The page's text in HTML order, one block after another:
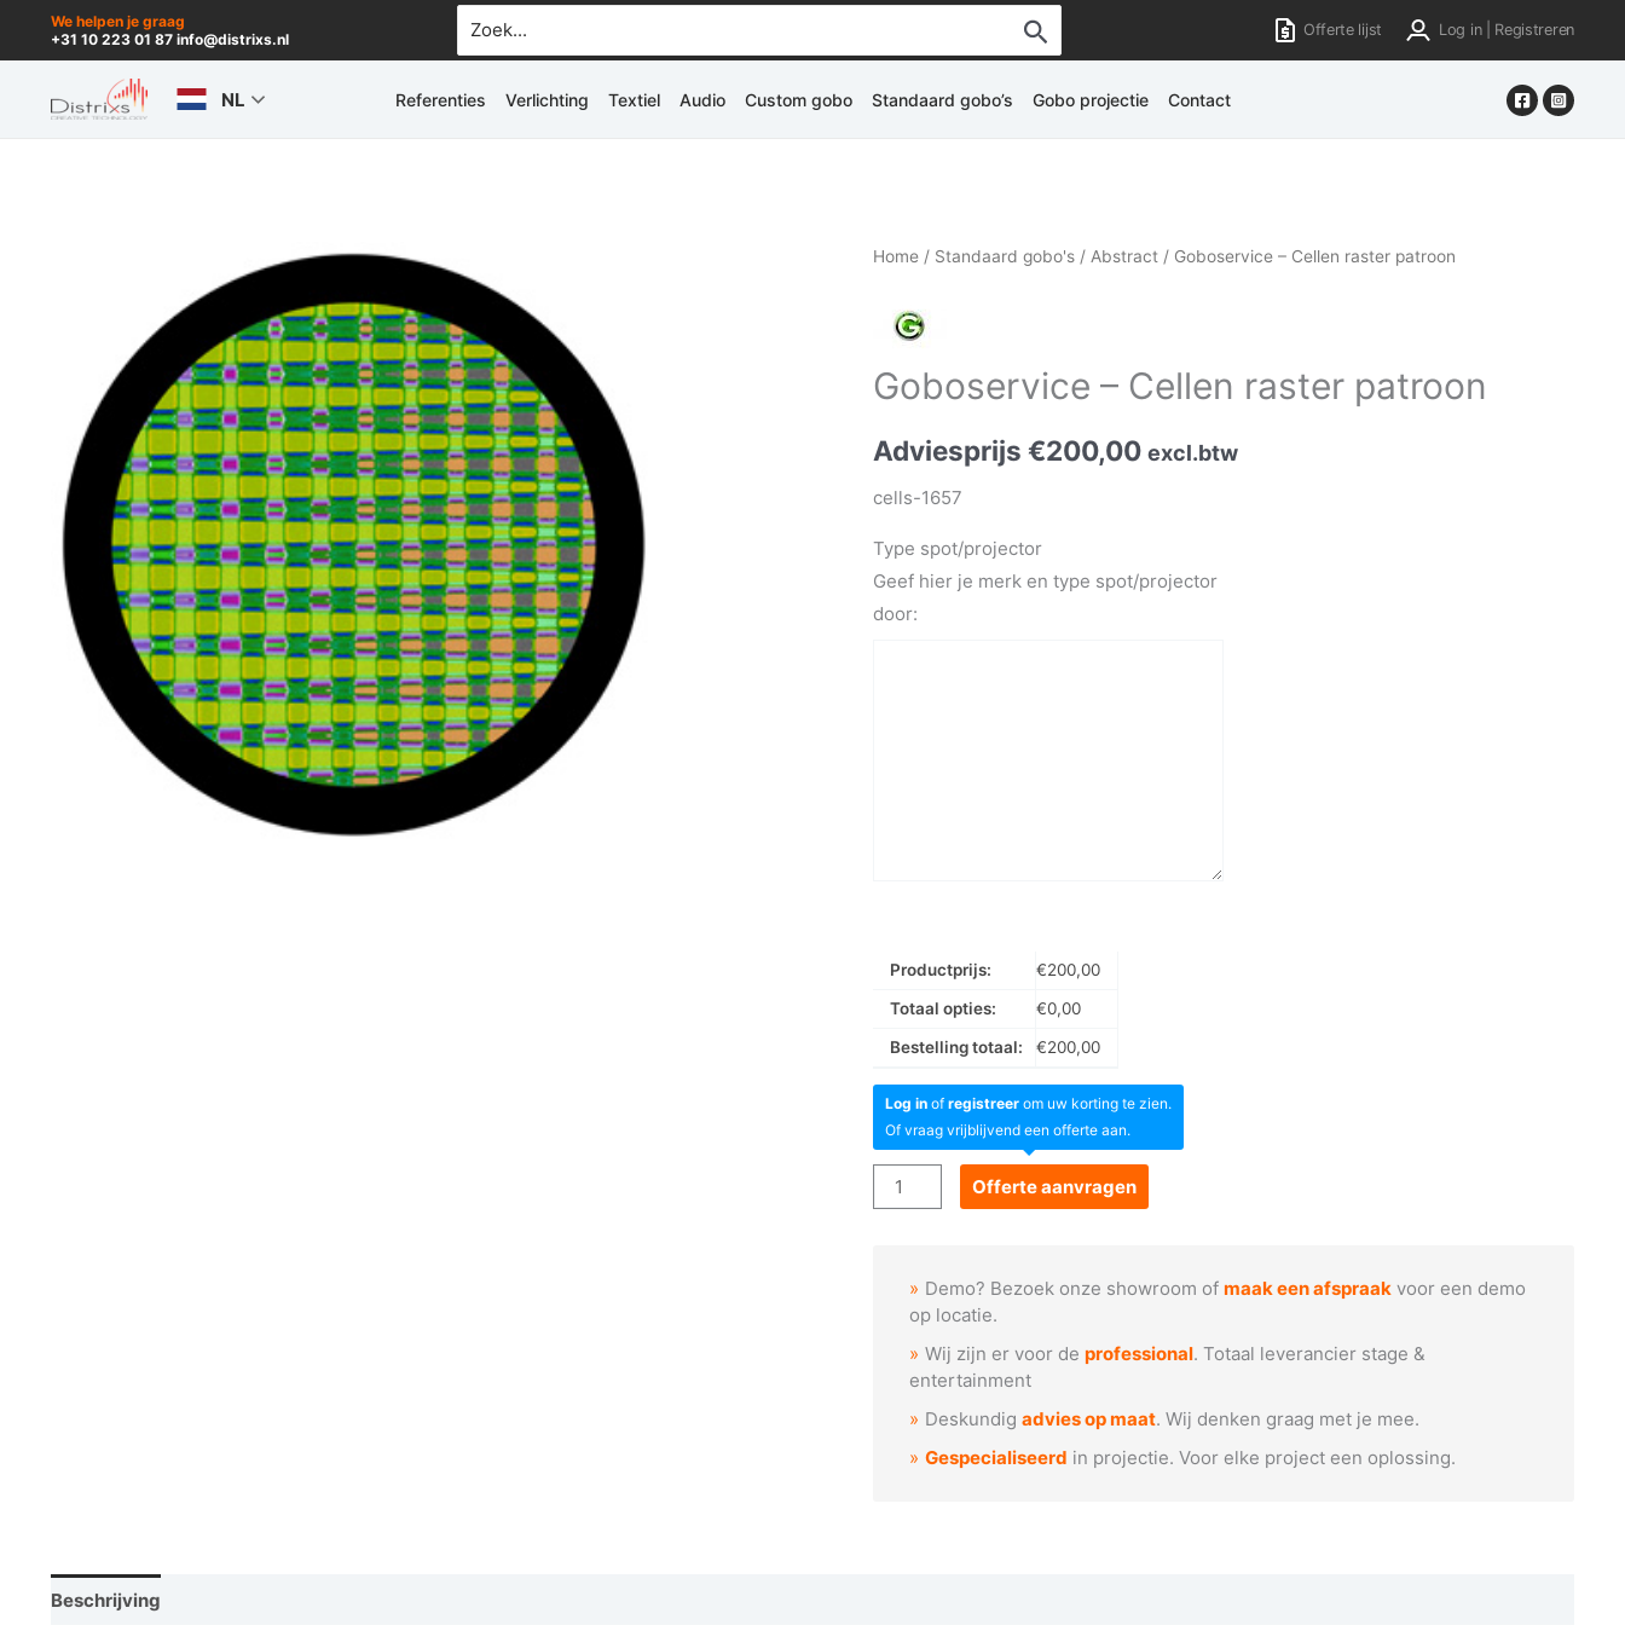
inhoud
We helpen je graag
+31 10 223 01 87 info@distrixs.nl
Zoek
naar:
Offerte lijst Log in | Registreren
NL Referenties Verlichting Textiel Audio Custom gobo Standaard gobo’s Gobo projectie Contact
Home / Standaard gobo's / Abstract / Goboservice – Cellen raster patroon
Goboservice – Cellen raster patroon
Adviesprijs€200,00 excl.btw
cells-1657
Type spot/projector
Geef hier je merk en type spot/projector
door:
Productprijs: €200,00
Totaal opties:
€0,00
Bestelling totaal:
€200,00
Log in ofregistreer om uw korting te zien.
Of vraag vrijblijvend een offerte aan.
Goboservice
-
patroon
Offerte aanvragen
Demo? Bezoek onze showroom ofmaak een afspraak voor een demo
op locatie.
Wij zijn er voor deprofessional. Totaal leverancier stage &
entertainment
Deskundigadvies op maat. Wij denken graag met je mee.
Gespecialiseerd in projectie. Voor elke project een oplossing.
Beschrijving